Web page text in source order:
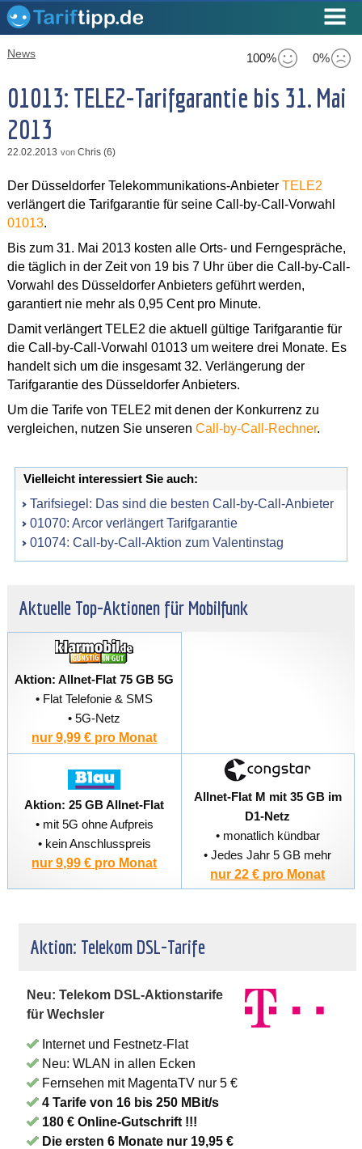
100% 0%
News
01013: TELE2-Tarifgarantie bis 31. Mai
2013
22.02.2013 von Chris (6)
Der Düsseldorfer Telekommunikations-Anbieter TELE2
verlängert die Tarifgarantie für seine Call-by-Call-Vorwahl
01013.
Bis zum 31. Mai 2013 kosten alle Orts- und Ferngespräche,
die täglich in der Zeit von 19 bis 7 Uhr über die Call-by-Call-
Vorwahl des Düsseldorfer Anbieters geführt werden,
garantiert nie mehr als 0,95 Cent pro Minute.
Damit verlängert TELE2 die aktuell gültige Tarifgarantie für
die Call-by-Call-Vorwahl 01013 um weitere drei Monate. Es
handelt sich um die insgesamt 32. Verlängerung der
Tarifgarantie des Düsseldorfer Anbieters.
Um die Tarife von TELE2 mit denen der Konkurrenz zu
vergleichen, nutzen Sie unseren Call-by-Call-Rechner.
Vielleicht interessiert Sie auch:
Tarifsiegel: Das sind die besten Call-by-Call-Anbieter
01070: Arcor verlängert Tarifgarantie
01074: Call-by-Call-Aktion zum Valentinstag
Aktuelle Top-Aktionen für Mobilfunk
Aktion: Allnet-Flat 75 GB 5G
• Flat Telefonie & SMS
• 5G-Netz
nur 9,99 € pro Monat
Aktion: 25 GB Allnet-Flat
• mit 5G ohne Aufpreis
• kein Anschlusspreis
nur 9,99 € pro Monat
Allnet-Flat M mit 35 GB im
D1-Netz
• monatlich kündbar
• Jedes Jahr 5 GB mehr
nur 22 € pro Monat
Aktion: Telekom DSL-Tarife
Neu: Telekom DSL-Aktionstarife
für Wechsler
Internet und Festnetz-Flat
Neu: WLAN in allen Ecken
Fernsehen mit MagentaTV nur 5 €
4 Tarife von 16 bis 250 MBit/s
180 € Online-Gutschrift !!!
Die ersten 6 Monate nur 19,95 €